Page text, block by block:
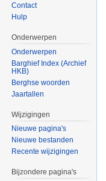
Contact
Hulp
Onderwerpen
Onderwerpen
Barghief Index (Archief
HKB)
Berghse woorden
Jaartallen
Wijzigingen
Nieuwe pagina's
Nieuwe bestanden
Recente wijzigingen
Bijzondere pagina's